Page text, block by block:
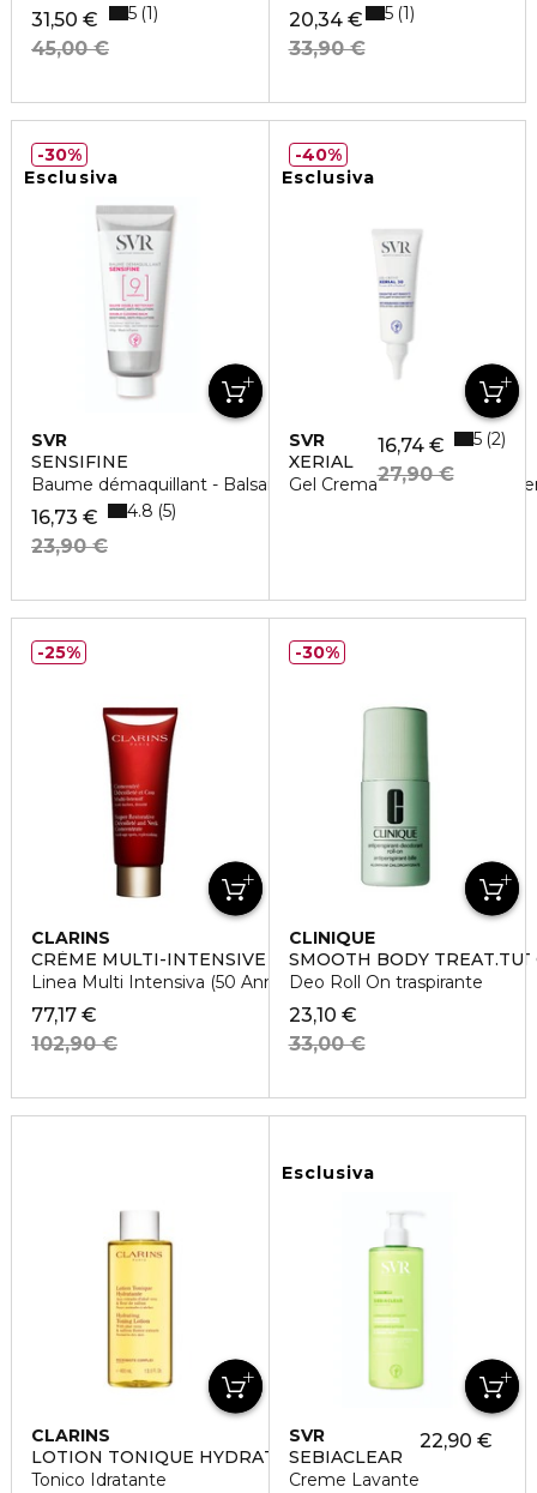
31,50 €
45,00 €
5 1
20,34 €
33,90 €
5 1
Esclusiva
SVR
SENSIFINE
Baume démaquillant - Balsamo detergente doppia azione
16,73 €
23,90 €
4.8 5
30%
Esclusiva
SVR
XERIAL
Gel Crema
16,74 €
27,90 €
5 2
40%
CLARINS
CRÈME MULTI-INTENSIVE CONCENTRÉ DÉCOLLETÉ ET
Linea Multi Intensiva (50 Anni)
77,17 €
102,90 €
25%
CLINIQUE
SMOOTH BODY TREAT.TU
Deo Roll On traspirante
23,10 €
33,00 €
30%
CLARINS
LOTION TONIQUE HYDRATANTE
Tonico Idratante
Esclusiva
SVR
SEBIACLEAR
Creme Lavante
22,90 €